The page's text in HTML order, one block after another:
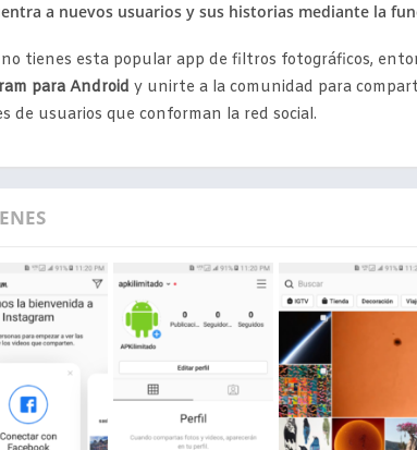
a nuevos usuarios y sus historias mediante la
tienes esta popular app de filtros fotográficos,
para Android y unirte a la comunidad para
de usuarios que conforman la red social.